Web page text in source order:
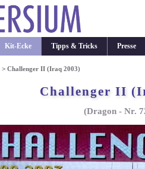
Kit-Ecke Tipps & Tricks Presse
>Challenger II (Iraq 2003)
Challenger II
(Dragon - Nr.